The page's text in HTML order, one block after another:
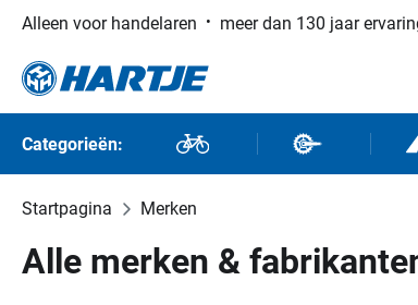
de hoofdinhoud
Ga naar de zoekopdracht
Ga naar de hoofdnavigatie
Alleen voor handelaren meer dan 130 jaar
Categorieën: Fietsen Fietsdelen
Startpagina Merken
Alle merken &